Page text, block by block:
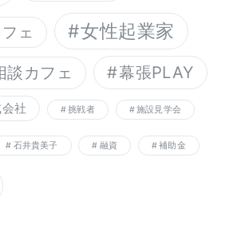
ェ 女性起業家
談カフェ 幕張PLAY
社 挑戦者 施設見学会
石井貴美子 融資 補助金